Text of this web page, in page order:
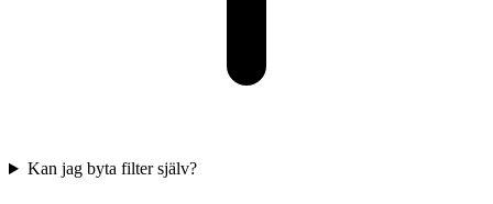
Kan jag byta filter själv?